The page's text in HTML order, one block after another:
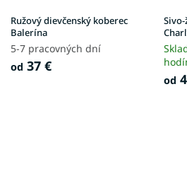
Ružový dievčenský koberec
Balerína
5-7 pracovných dní
od 37 €
od